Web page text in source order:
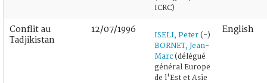
ICRC)
Conflit au
Tadjikistan
12/07/1996
ISELI, Peter (-)
BORNET, Jean-
Marc (délégué
général Europe
de l'Est et Asie
English